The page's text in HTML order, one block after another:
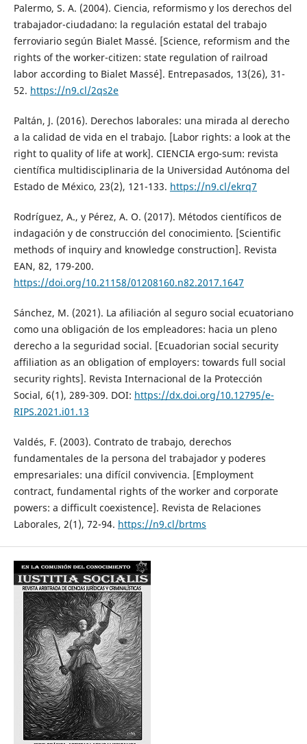
Palermo, S. A. (2004). Ciencia, reformismo y los derechos del
trabajador-ciudadano: la regulación estatal del trabajo
ferroviario según Bialet Massé. [Science, reformism and the
rights of the worker-citizen: state regulation of railroad
labor according to Bialet Massé]. Entrepasados, 13(26), 31-
52. https://n9.cl/2qs2e
Paltán, J. (2016). Derechos laborales: una mirada al derecho
a la calidad de vida en el trabajo. [Labor rights: a look at the
right to quality of life at work]. CIENCIA ergo-sum: revista
científica multidisciplinaria de la Universidad Autónoma del
Estado de México, 23(2), 121-133. https://n9.cl/ekrq7
Rodríguez, A., y Pérez, A. O. (2017). Métodos científicos de
indagación y de construcción del conocimiento. [Scientific
methods of inquiry and knowledge construction]. Revista
EAN, 82, 179-200.
https://doi.org/10.21158/01208160.n82.2017.1647
Sánchez, M. (2021). La afiliación al seguro social ecuatoriano
como una obligación de los empleadores: hacia un pleno
derecho a la seguridad social. [Ecuadorian social security
affiliation as an obligation of employers: towards full social
security rights]. Revista Internacional de la Protección
Social, 6(1), 289-309. DOI: https://dx.doi.org/10.12795/e-
RIPS.2021.i01.13
Valdés, F. (2003). Contrato de trabajo, derechos
fundamentales de la persona del trabajador y poderes
empresariales: una difícil convivencia. [Employment
contract, fundamental rights of the worker and corporate
powers: a difficult coexistence]. Revista de Relaciones
Laborales, 2(1), 72-94. https://n9.cl/brtms